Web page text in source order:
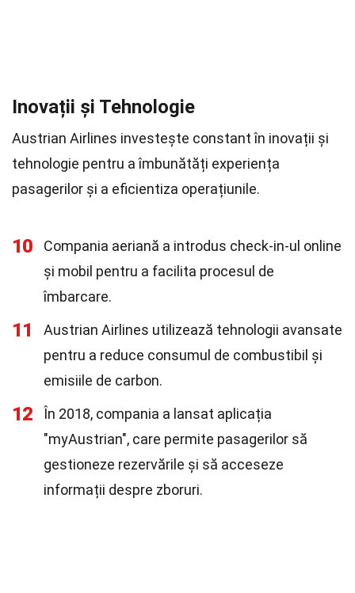
Inovații și Tehnologie
Austrian Airlines investește constant în inovații și
tehnologie pentru a îmbunătăți experiența
pasagerilor și a eficientiza operațiunile.
10
Compania aeriană a introdus check-in-ul online
și mobil pentru a facilita procesul de
îmbarcare.
11
Austrian Airlines utilizează tehnologii avansate
pentru a reduce consumul de combustibil și
emisiile de carbon.
12
În 2018, compania a lansat aplicația
"myAustrian", care permite pasagerilor să
gestioneze rezervările și să acceseze
informații despre zboruri.